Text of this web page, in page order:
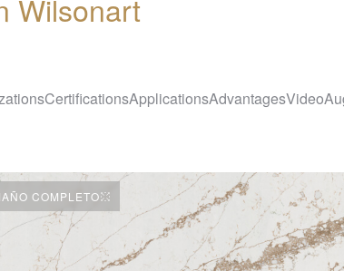
Wilsonart
CertificationsApplicationsAdvantagesVideo
COMPLETO